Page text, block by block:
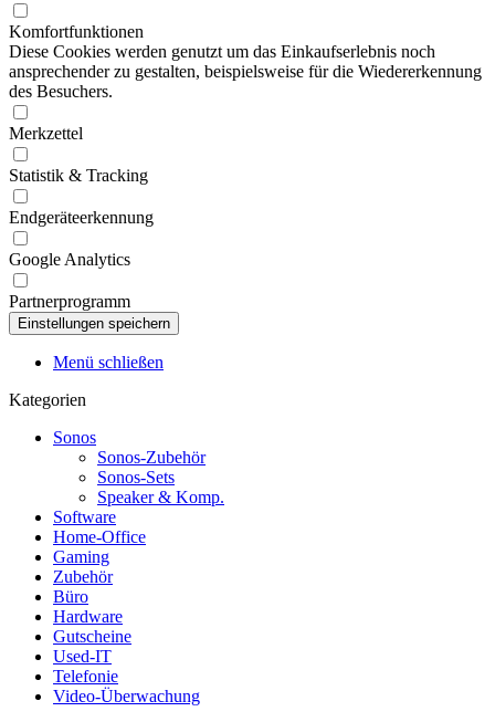
Komfortfunktionen
Diese Cookies werden genutzt um das Einkaufserlebnis noch
ansprechender zu gestalten, beispielsweise für die Wiedererkennung
des Besuchers.
Merkzettel
Statistik & Tracking
Endgeräteerkennung
Google Analytics
Partnerprogramm
Menü schließen
Kategorien
Sonos
Sonos-Zubehör
Sonos-Sets
Speaker & Komp.
Software
Home-Office
Gaming
Zubehör
Büro
Hardware
Gutscheine
Used-IT
Telefonie
Video-Überwachung